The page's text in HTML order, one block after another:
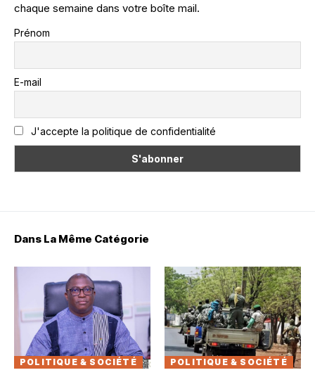
chaque semaine dans votre boîte mail.
Prénom
E-mail
J'accepte la politique de confidentialité
Dans La Même Catégorie
POLITIQUE & SOCIÉTÉ POLITIQUE & SOCIÉTÉ